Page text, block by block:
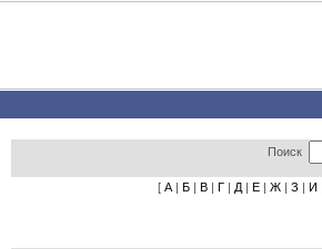
Поиск
[ А | Б | В | Г | Д | Е | Ж | З | И